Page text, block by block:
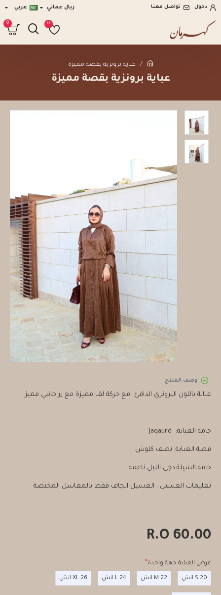
دخول تواصل معنا ريال عماني عربي
0
0
عباية برونزية بقصة مميزة
عباية برونزية بقصة مميزة
وصف المنتج
عباية باللون البرونزي الدافئ مع حركة لف مميزة مع زر جانبي مميز
خامة العباية: Jaqaurd
قصة العباية: نصف كلوش
خامة الشيلة:دجى الليل ناعمه
تعليمات الغسيل : الغسيل الجاف فقط بالمغاسل المختصة
60.00 R.O
عرض العباية جهة واحدة
S 20 انش M 22 انش L 24 انش XL 26 انش